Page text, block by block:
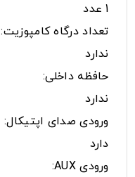
1 عدد
تعداد درگاه کامپوزیت:
ندارد
حافظه داخلی:
ندارد
ورودی صدای اپتیکال:
دارد
ورودی AUX: